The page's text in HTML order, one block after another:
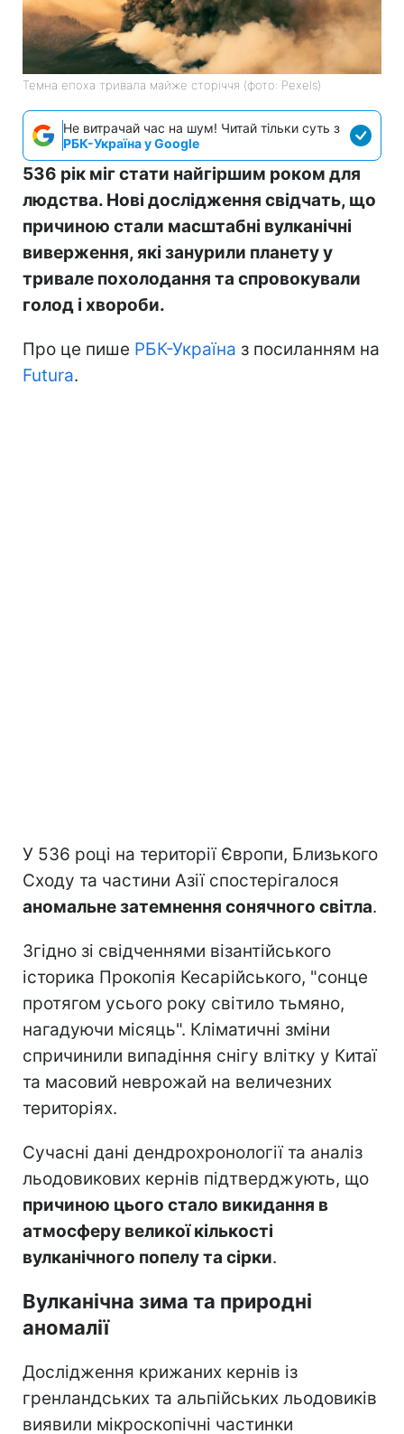
Темна епоха тривала майже сторіччя (фото: Pexels)
Не витрачай час на шум! Читай тільки суть з
РБК-Україна у Google
536 рік міг стати найгіршим роком для
людства. Нові дослідження свідчать, що
причиною стали масштабні вулканічні
виверження, які занурили планету у
тривале похолодання та спровокували
голод і хвороби.
Про це пише РБК-Україна з посиланням на
Futura.
У 536 році на території Європи, Близького
Сходу та частини Азії спостерігалося
аномальне затемнення сонячного світла.
Згідно зі свідченнями візантійського
історика Прокопія Кесарійського, "сонце
протягом усього року світило тьмяно,
нагадуючи місяць". Кліматичні зміни
спричинили випадіння снігу влітку у Китаї
та масовий неврожай на величезних
територіях.
Сучасні дані дендрохронології та аналіз
льодовикових кернів підтверджують, що
причиною цього стало викидання в
атмосферу великої кількості
вулканічного попелу та сірки.
Вулканічна зима та природні
аномалії
Дослідження крижаних кернів із
гренландських та альпійських льодовиків
виявили мікроскопічні частинки